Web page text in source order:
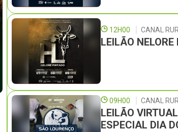
12H00 CANAL
LEILÃO
09H00 CANAL
LEILÃO
ESPECIAL DIA